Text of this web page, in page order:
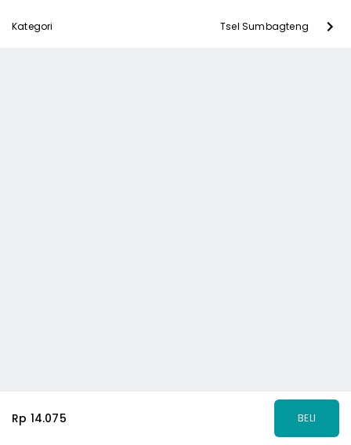
Kategori Tsel Sumbagteng
Rp 14.075 BELI